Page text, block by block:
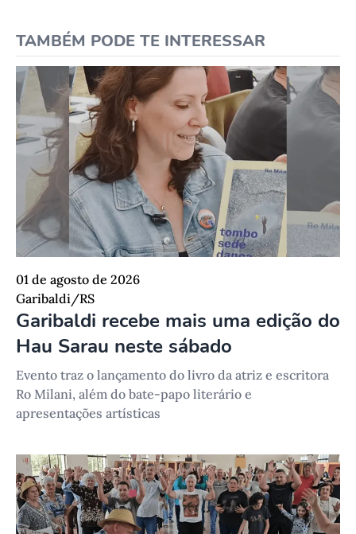
TAMBÉM PODE TE INTERESSAR
01 de agosto de 2026
Garibaldi/RS
Garibaldi recebe mais uma edição do
Hau Sarau neste sábado
Evento traz o lançamento do livro da atriz e escritora
Ro Milani, além do bate-papo literário e
apresentações artísticas